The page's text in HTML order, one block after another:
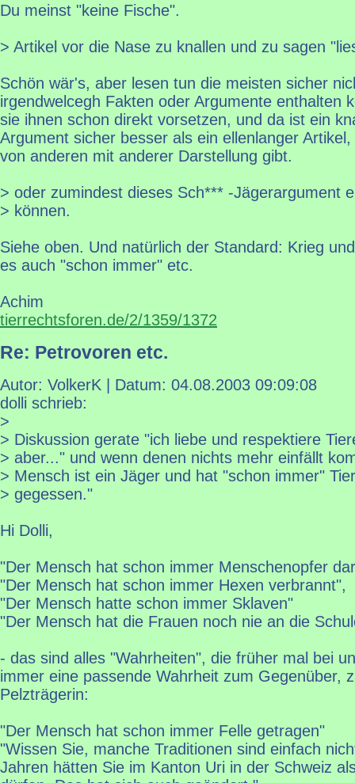
Du meinst "keine Fische".
> Artikel vor die Nase zu knallen und zu sagen
Schön wär's, aber lesen tun die meisten sicher
irgendwelcegh Fakten oder Argumente enthalten
sie ihnen schon direkt vorsetzen, und da ist ein
Argument sicher besser als ein ellenlanger
von anderen mit anderer Darstellung gibt.
> oder zumindest dieses Sch*** -Jägerargument
> können.
Siehe oben. Und natürlich der Standard: Krieg
es auch "schon immer" etc.
Achim
tierrechtsforen.de/2/1359/1372
Re: Petrovoren etc.
Autor: VolkerK | Datum: 04.08.2003 09:09:08
dolli schrieb:
>
> Diskussion gerate "ich liebe und respektiere
> aber..." und wenn denen nichts mehr einfällt
> Mensch ist ein Jäger und hat "schon immer"
> gegessen."
Hi Dolli,
"Der Mensch hat schon immer Menschenopfer
"Der Mensch hat schon immer Hexen verbrannt",
"Der Mensch hatte schon immer Sklaven"
"Der Mensch hat die Frauen noch nie an die
- das sind alles "Wahrheiten", die früher mal bei
immer eine passende Wahrheit zum Gegenüber,
Pelzträgerin:
"Der Mensch hat schon immer Felle getragen"
"Wissen Sie, manche Traditionen sind einfach
Jahren hätten Sie im Kanton Uri in der Schweiz